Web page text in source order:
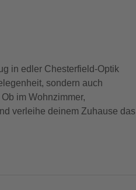
in edler Chesterfield-Optik
sondern auch
im Wohnzimmer,
verleihe deinem Zuhause das